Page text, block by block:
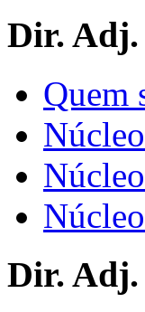
Dir. Adj.
Quem
Dir.